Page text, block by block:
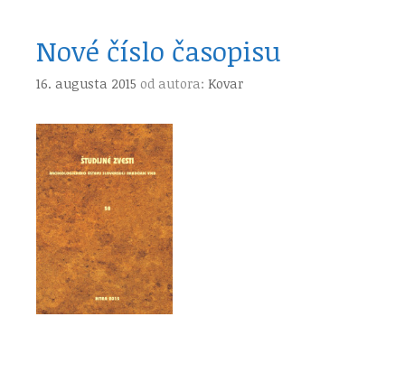
Nové číslo časopisu
16. augusta 2015 od autora: Kovar